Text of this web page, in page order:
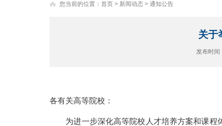
您当前的位置： 首页 > 新闻动态 > 通知公告
关于
发布时
各有关高等院校：
为进一步深化高等院校人才培养方案和课程